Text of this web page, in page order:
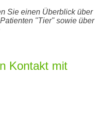
Sie einen Überblick über
"Tier" sowie über
Kontakt mit